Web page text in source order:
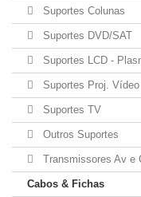
Suportes Colunas
Suportes DVD/SAT
Suportes LCD -
Suportes Proj. Vídeo
Suportes TV
Outros Suportes
Transmissores Av e
Cabos & Fichas